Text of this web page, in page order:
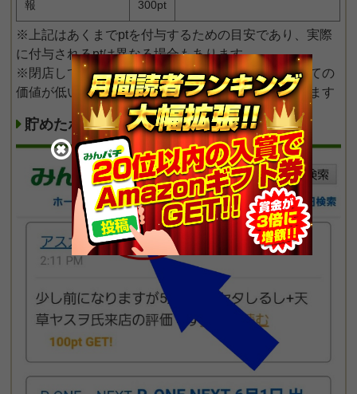
報
300pt
※上記はあくまでptを付与するための目安であり、実際
に付与されるptは異なる場合もあります
※閉店しているホールの情報の場合は情報提供としての
価値が低いのでポイント対象外になる可能性もあります
貯めたポイント（pt）の確認方法